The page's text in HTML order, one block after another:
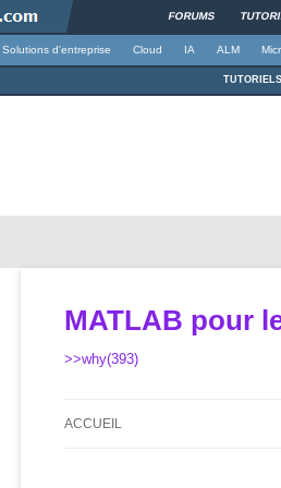
FORUMS
Solutions d'entreprise Cloud IA ALM
TUTORIELS
MATLAB pour
>>why(393)
ACCUEIL